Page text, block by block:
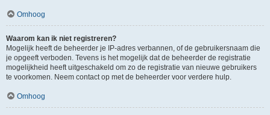
Omhoog
Waarom kan ik niet registreren?
Mogelijk heeft de beheerder je IP-adres verbannen, of de gebruikersnaam die
je opgeeft verboden. Tevens is het mogelijk dat de beheerder de registratie
mogelijkheid heeft uitgeschakeld om zo de registratie van nieuwe gebruikers
te voorkomen. Neem contact op met de beheerder voor verdere hulp.
Omhoog